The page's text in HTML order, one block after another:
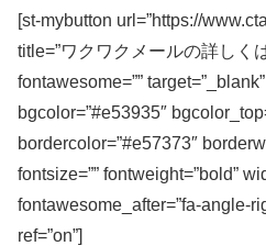
[st-mybutton url=”https://
title=”ワクワクメールの詳しく
fontawesome=””
bgcolor=”#e53935″
bordercolor=”#e57373″
fontsize=”” fontweight=”bold”
fontawesome_after=”fa-angle-
ref=”on”]